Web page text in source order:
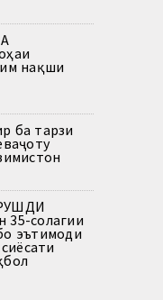
нақши
ба тарзи
солагии
эътимоди